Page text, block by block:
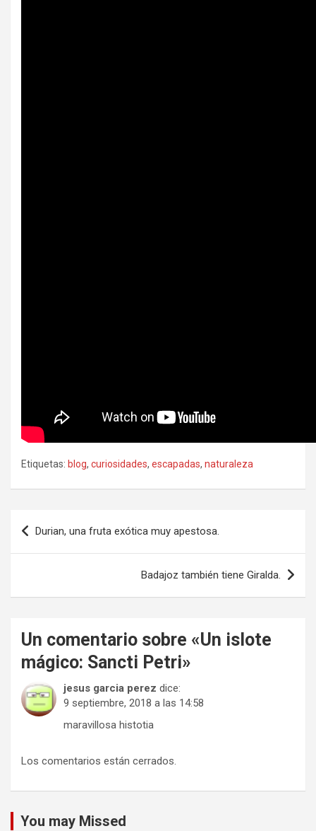
Etiquetas: blog, curiosidades, escapadas, naturaleza
Navegación
de
Durian, una fruta exótica muy apestosa.
Badajoz también tiene Giralda.
Un comentario sobre «Un islote
mágico: Sancti Petri»
jesus garcia perez dice:
9 septiembre, 2018 a las 14:58
maravillosa histotia
Los comentarios están cerrados.
You may Missed